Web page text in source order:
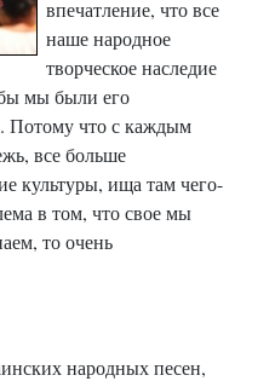
впечатление, что все
наше народное
творческое наследие
мы были его
Потому что с каждым
все больше
культуры, ища там чего-
в том, что свое мы
то очень
народных песен,